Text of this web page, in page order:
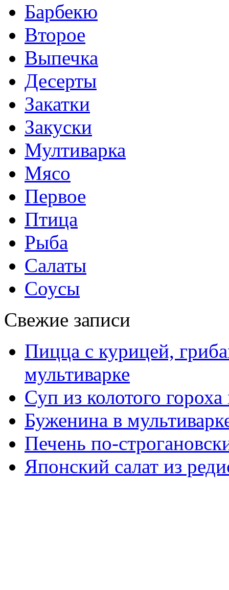
Барбекю
Второе
Выпечка
Десерты
Закатки
Закуски
Мултиварка
Мясо
Первое
Птица
Рыба
Салаты
Соусы
Свежие записи
Пицца с курицей,
мультиварке
Суп из колотого
Буженина в
Печень по-
Японский салат из